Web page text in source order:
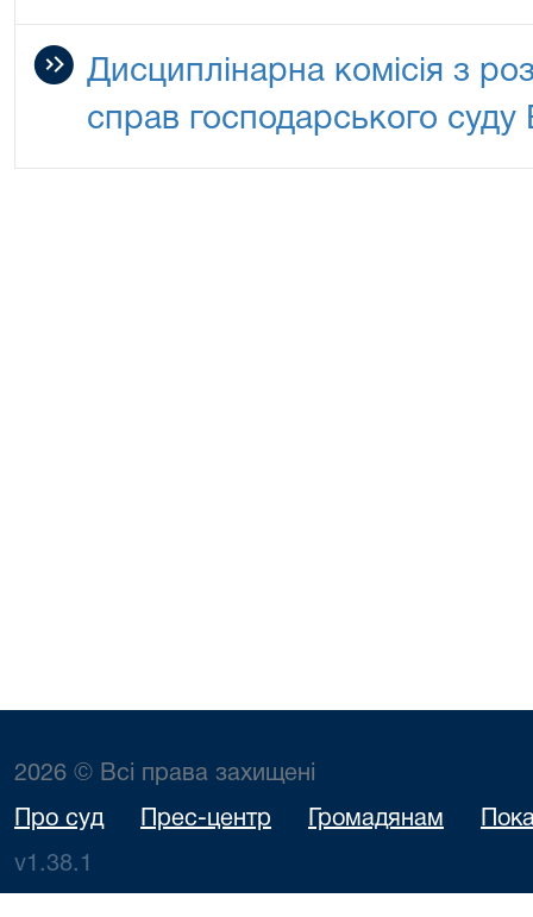
Дисциплінарна комісія з
справ господарського суду
2026 © Всі права захищені
Про суд Прес-центр Громадянам
v1.38.1